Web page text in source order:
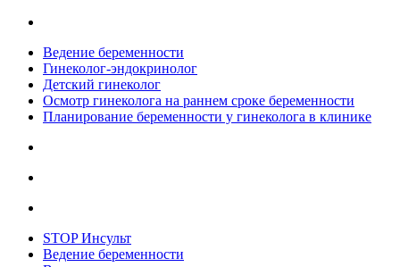
Ведение беременности
Гинеколог-эндокринолог
Детский гинеколог
Осмотр гинеколога на раннем сроке беременности
Планирование беременности у гинеколога в клинике
STOP Инсульт
Ведение беременности